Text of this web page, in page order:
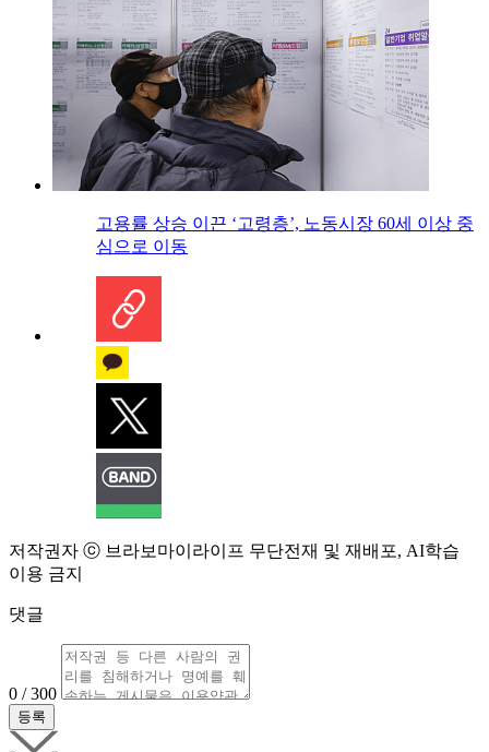
고용률 상승 이끈 ‘고령층’, 노동시장 60세 이상 중
심으로 이동
저작권자 ⓒ 브라보마이라이프 무단전재 및 재배포, AI학습
이용 금지
댓글
0 / 300